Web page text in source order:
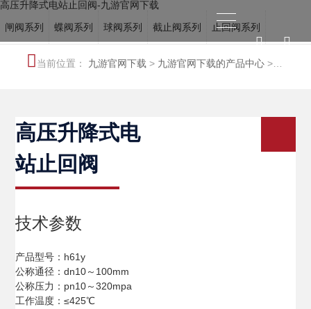
高压升降式电站止回阀-九游官网下载
闸阀系列
蝶阀系列 球阀系列 截止阀系列 止回阀系列
电站阀系列 调节阀系列 冶金阀系列 水力控制阀系列
当前位置： 九游官网下载 > 九游官网下载的产品中心 >
高压升降式电
站止回阀
技术参数
产品型号：h61y
公称通径：dn10～100mm
公称压力：pn10～320mpa
工作温度：≤425℃